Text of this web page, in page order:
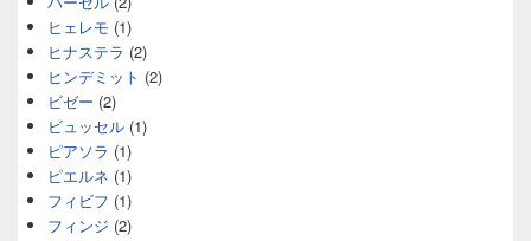
ヒェレモ (1)
ヒナステラ (2)
ヒンデミット (2)
ビゼー (2)
ビュッセル (1)
ピアソラ (1)
ピエルネ (1)
フィビフ (1)
フィンジ (2)